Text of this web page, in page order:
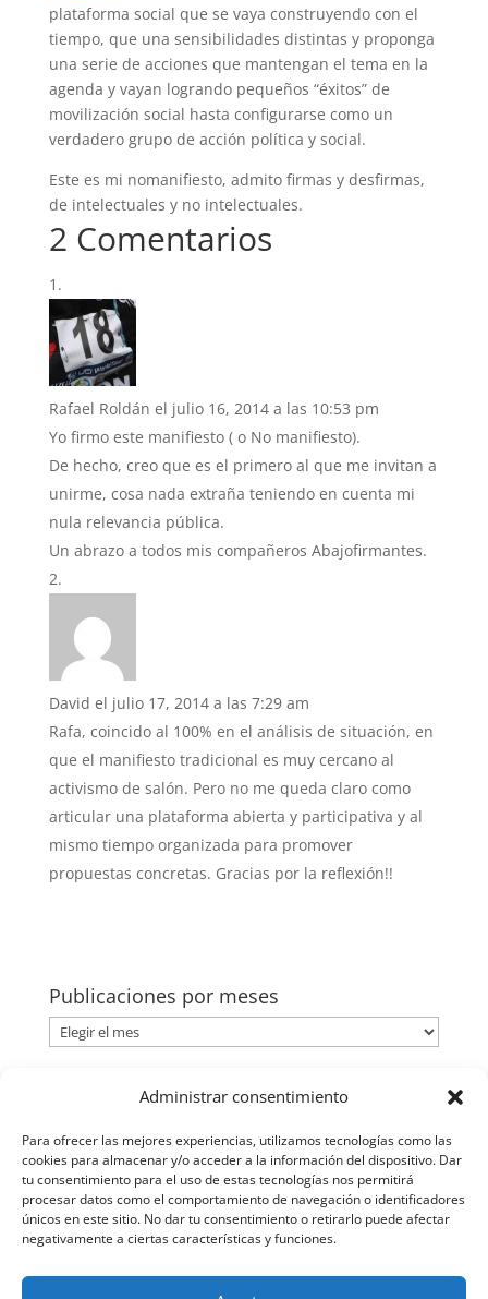
Administrar consentimiento
Para ofrecer las mejores experiencias, utilizamos tecnologías como las
cookies para almacenar y/o acceder a la información del dispositivo. Dar
tu consentimiento para el uso de estas tecnologías nos permitirá
procesar datos como el comportamiento de navegación o identificadores
únicos en este sitio. No dar tu consentimiento o retirarlo puede afectar
negativamente a ciertas características y funciones.
plataforma social que se vaya construyendo con el
tiempo, que una sensibilidades distintas y proponga
una serie de acciones que mantengan el tema en la
agenda y vayan logrando pequeños “éxitos” de
movilización social hasta configurarse como un
verdadero grupo de acción política y social.
Este es mi nomanifiesto, admito firmas y desfirmas,
de intelectuales y no intelectuales.
2 Comentarios
Rafael Roldán el julio 16, 2014 a las 10:53 pm
Yo firmo este manifiesto ( o No manifiesto).
De hecho, creo que es el primero al que me invitan a
unirme, cosa nada extraña teniendo en cuenta mi
nula relevancia pública.
Un abrazo a todos mis compañeros Abajofirmantes.
David el julio 17, 2014 a las 7:29 am
Rafa, coincido al 100% en el análisis de situación, en
que el manifiesto tradicional es muy cercano al
activismo de salón. Pero no me queda claro como
articular una plataforma abierta y participativa y al
mismo tiempo organizada para promover
propuestas concretas. Gracias por la reflexión!!
Publicaciones por meses
Publicaciones
por
Categorías